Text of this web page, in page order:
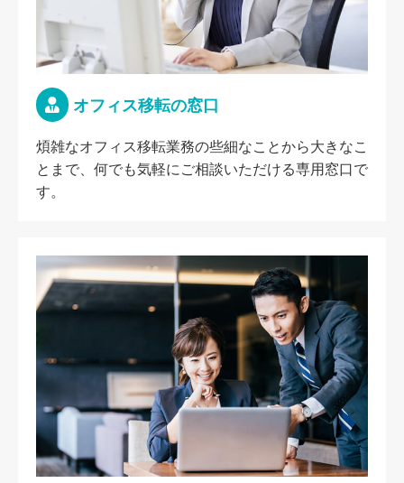
オフィス移転の窓口
煩雑なオフィス移転業務の些細なことから大きなこ
とまで、何でも気軽にご相談いただける専用窓口で
す。